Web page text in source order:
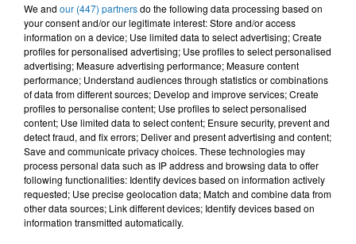
L'HOROSCOPE
Bélier Taureau
We and our (447) partnersdo the following data processing based on
your consent and/or our legitimate interest: Store and/or access
information on a device; Use limited data to select advertising; Create
profiles for personalised advertising; Use profiles to select personalised
advertising; Measure advertising performance; Measure content
performance; Understand audiences through statistics or combinations
of data from different sources; Develop and improve services; Create
profiles to personalise content; Use profiles to select personalised
content; Use limited data to select content; Ensure security, prevent and
detect fraud, and fix errors; Deliver and present advertising and content;
Save and communicate privacy choices. These technologies may
process personal data such as IP address and browsing data to offer
following functionalities: Identify devices based on information actively
requested; Use precise geolocation data; Match and combine data from
other data sources; Link different devices; Identify devices based on
information transmitted automatically.